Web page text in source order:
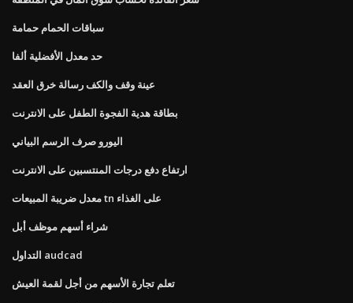
سباقات الحمام حمامة
حد معدل الأفضلية ألفا
عينة وقف والكف رسالة خرق العقد
بطاقة هدية الفجوة الطفل على الانترنت
اليورو صرف الرسم البياني
ارتفاع دفع درجات المنتسبين على الانترنت
معدل ضريبة المبيعات tn على الغذاء
شراء أسهم موظف أبل
التداول audcad
تعلم تجارة الأسهم من أجل لقمة العيش